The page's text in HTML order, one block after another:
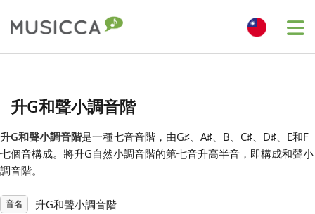
Български
Dansk
Deutsch
升G和聲小調音階
升G和聲小調音階是一種七音音階，由G♯、A♯、B、C♯、D♯、E和F
七個音構成。將升G自然小調音階的第七音升高半音，即構成和聲小
調音階。
音名 升G和聲小調音階